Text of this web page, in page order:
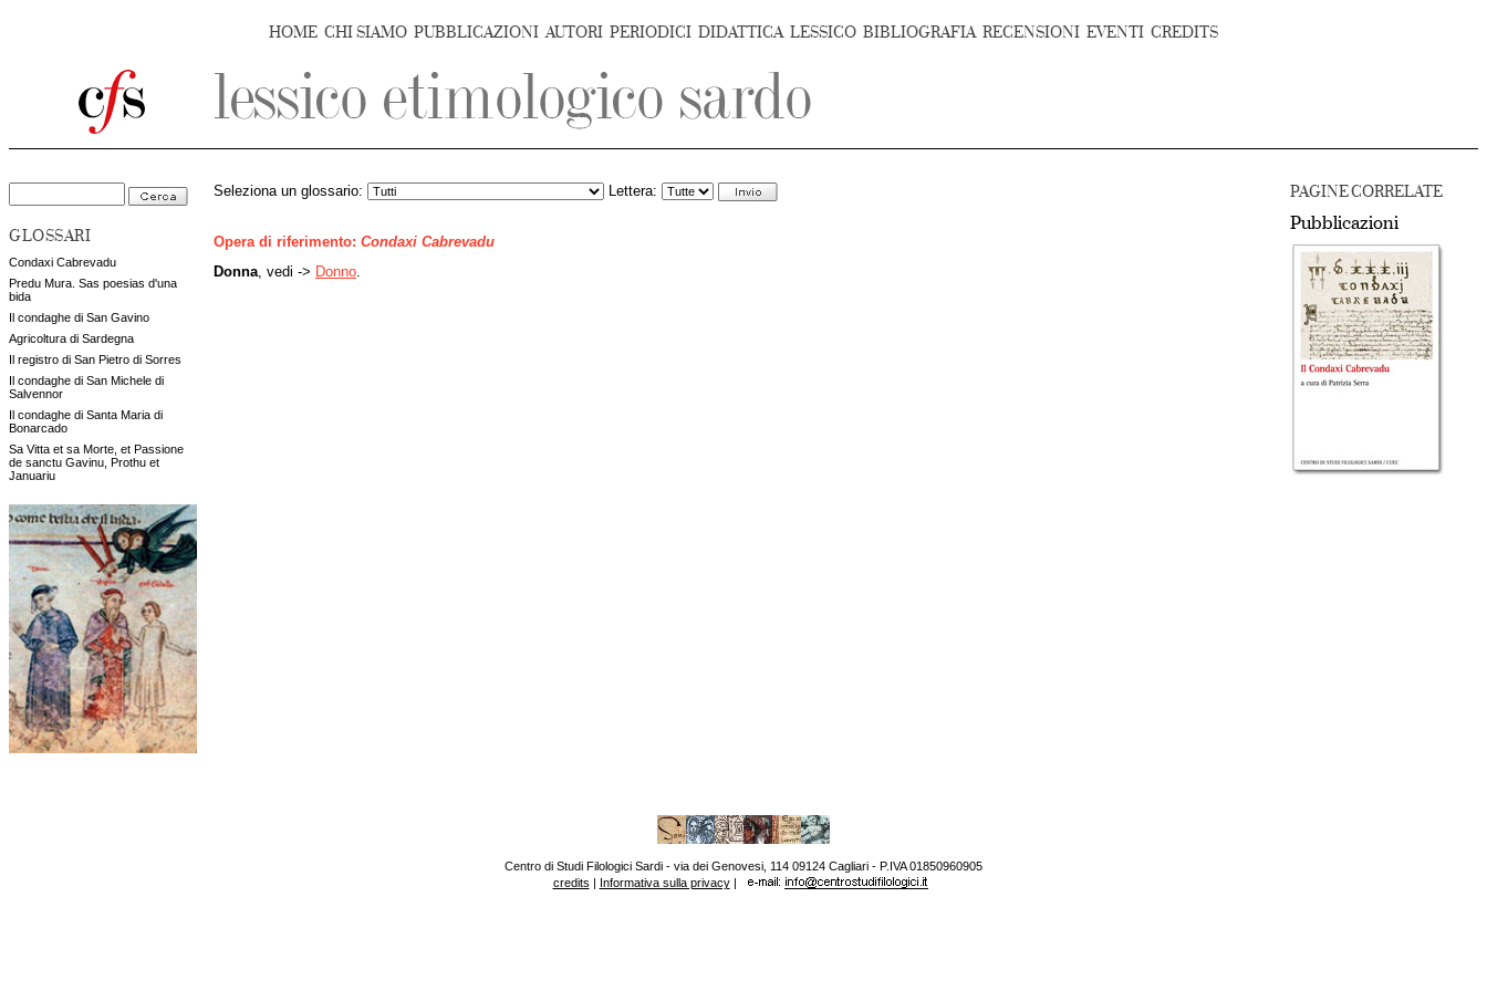
HOME CHI SIAMO PUBBLICAZIONI AUTORI PERIODICI DIDATTICA LESSICO BIBLIOGRAFIA RECENSIONI EVENTI CREDITS
GLOSSARI
Condaxi Cabrevadu
Predu Mura. Sas poesias d'una
bida
Il condaghe di San Gavino
Agricoltura di Sardegna
Il registro di San Pietro di Sorres
Il condaghe di San Michele di
Salvennor
Il condaghe di Santa Maria di
Bonarcado
Sa Vitta et sa Morte, et Passione
de sanctu Gavinu, Prothu et
Januariu
PAGINE CORRELATE
Pubblicazioni
Seleziona un glossario: Lettera:
Opera di riferimento: Condaxi Cabrevadu
Donna , vedi -> Donno
Centro di Studi Filologici Sardi - via dei Genovesi, 114 09124 Cagliari - P.IVA 01850960905
credits | Informativa sulla privacy|